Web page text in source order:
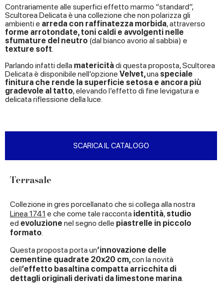
Contrariamente alle superfici effetto marmo “standard”,
Scultorea Delicata è una collezione che non polarizza gli
ambienti e arreda con raffinatezza morbida, attraverso
forme arrotondate, toni caldi e avvolgenti nelle
sfumature del neutro (dal bianco avorio al sabbia) e
texture soft
Parlando infatti della matericitàdi questa proposta, Scultorea
Delicata è disponibile nell’opzione Velvet,una speciale
finitura che rende la superficie setosa e ancora più
gradevole al tatto, elevando l’effetto di fine levigatura e
delicata riflessione della luce.
SCARICA IL CATALOGO
Terrasale
Collezione in gres porcellanato che si collega alla nostra
Linea 1741 e che come tale racconta identità, studio
ed evoluzione nel segno delle piastrelle in piccolo
formato
Questa proposta porta un’innovazione delle
cementine quadrate 20x20 cm,con la novità
dell’effetto basaltina compatta arricchita di
dettagli originali derivati da limestone marina